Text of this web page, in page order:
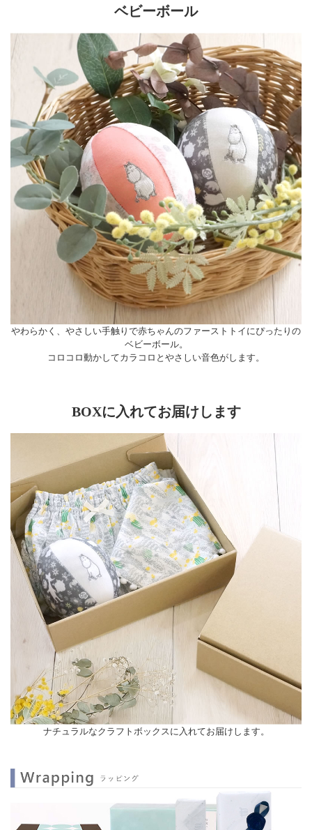
ベビーボール
やわらかく、やさしい手触りで赤ちゃんのファーストトイにぴったりの
ベビーボール。
コロコロ動かしてカラコロとやさしい音色がします。
BOXに入れてお届けします
ナチュラルなクラフトボックスに入れてお届けします。